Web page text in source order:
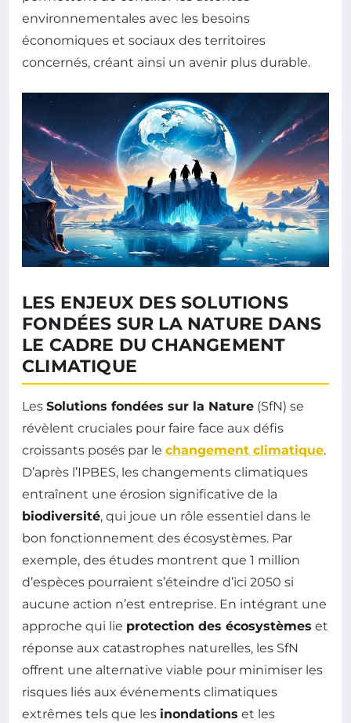
environnementales avec les besoins
économiques et sociaux des territoires
concernés, créant ainsi un avenir plus durable.
LES ENJEUX DES SOLUTIONS
FONDÉES SUR LA NATURE DANS
LE CADRE DU CHANGEMENT
CLIMATIQUE
Les Solutions fondées sur la Nature (SfN) se
révèlent cruciales pour faire face aux défis
croissants posés par le changement climatique.
D’après l’IPBES, les changements climatiques
entraînent une érosion significative de la
biodiversité, qui joue un rôle essentiel dans le
bon fonctionnement des écosystèmes. Par
exemple, des études montrent que 1 million
d’espèces pourraient s’éteindre d’ici 2050 si
aucune action n’est entreprise. En intégrant une
approche qui lie protection des écosystèmes et
réponse aux catastrophes naturelles, les SfN
offrent une alternative viable pour minimiser les
risques liés aux événements climatiques
extrêmes tels que les inondations et les